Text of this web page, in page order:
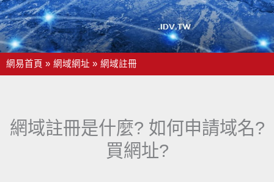
網易首頁 網域網址 網域註冊
網域註冊是什麼? 如何申請域名?
買網址?